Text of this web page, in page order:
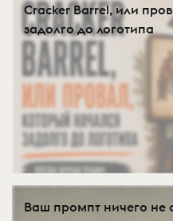
Cracker Barrel, или
задолго до логотипа
Ваш промпт ничего не